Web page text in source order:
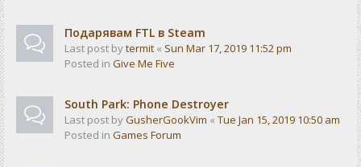
Подарявам FTL в Steam
Last post bytermit « Sun Mar 17, 2019 11:52 pm
Posted in Give Me Five
South Park: Phone Destroyer
Last post byGusherGookVim « Tue Jan 15, 2019 10:50 am
Posted in Games Forum